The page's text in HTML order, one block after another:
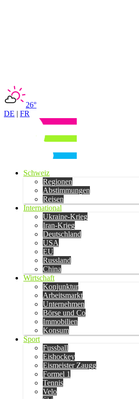
26°
DE | FR
Schweiz
Regionen
Abstimmungen
Reisen
International
Ukraine-Krieg
Iran-Krieg
Deutschland
USA
EU
Russland
China
Wirtschaft
Konjunktur
Arbeitsmarkt
Unternehmen
Börse und Co
Immobilien
Konsum
Sport
Fussball
Eishockey
Eismeister Zaugg
Formel 1
Tennis
Velo